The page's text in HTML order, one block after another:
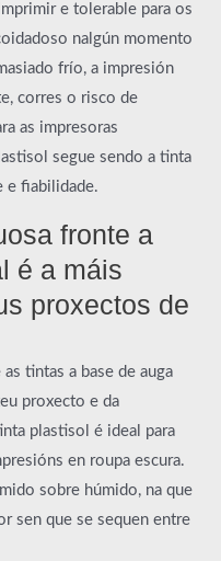
e tolerable para os
nalgún momento
frío, a impresión
corres o risco de
as impresoras
segue sendo a tinta
e fiabilidade.
fronte a
é a máis
proxectos de
tintas a base de auga
proxecto e da
plastisol é ideal para
en roupa escura.
sobre húmido, na que
sen que se sequen entre